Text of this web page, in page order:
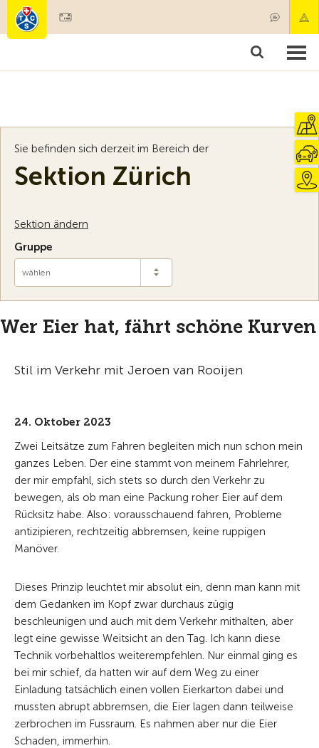
Mitgliedschaft & Leistungen
Sie befinden sich derzeit im Bereich der
Sektion Zürich
Sektion ändern
Gruppe
wählen
Wer Eier hat, fährt schöne Kurven
Stil im Verkehr mit Jeroen van Rooijen
24. Oktober 2023
Zwei Leitsätze zum Fahren begleiten mich nun schon mein
ganzes Leben. Der eine stammt von meinem Fahrlehrer,
der mir empfahl, sich stets so durch den Verkehr zu
bewegen, als ob man eine Packung roher Eier auf dem
Rücksitz habe. Also: vorausschauend fahren, Probleme
antizipieren, rechtzeitig abbremsen, keine ruppigen
Manöver.
Dieses Prinzip leuchtet mir absolut ein, denn man kann mit
dem Gedanken im Kopf zwar durchaus zügig
beschleunigen und auch mit dem Verkehr mithalten, aber
legt eine gewisse Weitsicht an den Tag. Ich kann diese
Technik vorbehaltlos weiterempfehlen. Nur einmal ging es
bei mir schief, da hatten wir auf dem Weg zu einer
Einladung tatsächlich einen vollen Eierkarton dabei und
mussten abrupt abbremsen, die Eier lagen dann teilweise
zerbrochen im Fussraum. Es nahmen aber nur die Eier
Schaden, immerhin.